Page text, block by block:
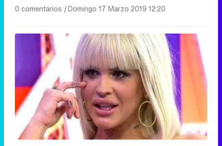
0 comentarios |Domingo 17 Marzo 2019 12:20